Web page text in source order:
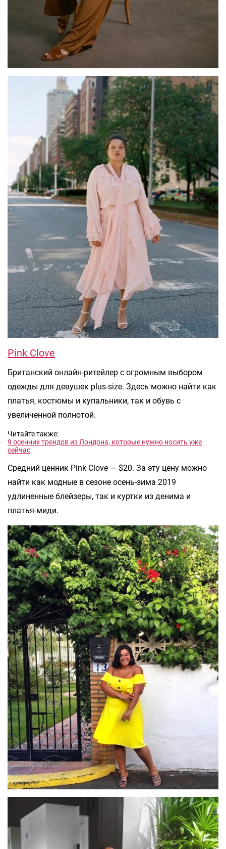
Pink Clove
Британский онлайн-ритейлер с огромным выбором
одежды для девушек plus-size. Здесь можно найти как
платья, костюмы и купальники, так и обувь с
увеличенной полнотой.
Читайте также:
9 осенних трендов из Лондона, которые нужно носить уже
сейчас
Средний ценник Pink Clove — $20. За эту цену можно
найти как модные в сезоне осень-зима 2019
удлиненные блейзеры, так и куртки из денима и
платья-миди.